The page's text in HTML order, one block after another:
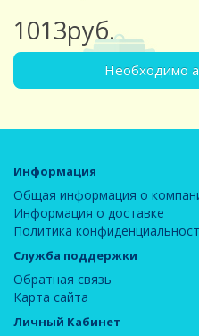
1013руб.
Необходимо
Информация
Общая информация о
Информация о доставке
Политика
Служба поддержки
Обратная связь
Карта сайта
Личный Кабинет